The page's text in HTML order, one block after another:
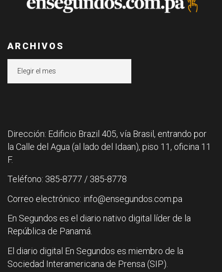
ARCHIVOS
Dirección: Edificio Brazil 405, vía Brasil, entrando por
la Calle del Agua (al lado del Idaan), piso 11, oficina 11
F.
Teléfono: 385-8777 / 385-8778
Correo electrónico: info@ensegundos.com.pa
En Segundos es el diario nativo digital líder de la
República de Panamá.
El diario digital En Segundos es miembro de la
Sociedad Interamericana de Prensa (SIP).